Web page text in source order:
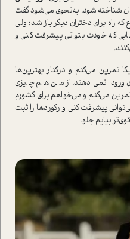
شناخته شود. به‌نحوی می‌شود گفت
راه برای دختران دیگر باز شد؛ ولی
که خودت بتوانی پیشرفت کنی و
تمرین می‌کنم و در‌کنار بهترین‌ها
ورود نمی‌دهند. از من هم چیزی
تمرین می‌کنم و می‌خواهم برای کشورم
پیشرفت کنی و رکوردها را ثبت
بیایم جلو.